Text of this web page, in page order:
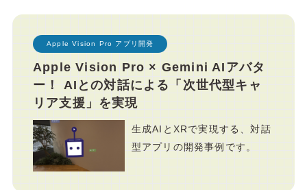
Apple Vision Pro アプリ開発
Apple Vision Pro × Gemini AIアバタ
ー！ AIとの対話による「次世代型キャ
リア支援」を実現
生成AIとXRで実現する、対話
型アプリの開発事例です。